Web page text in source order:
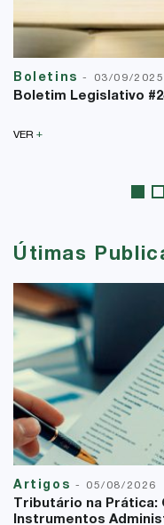
Boletins- 03/09/2025
Boletim Legislativo
VER +
Útimas
Artigos - 05/08/2026
Tributário na Prática:
Instrumentos